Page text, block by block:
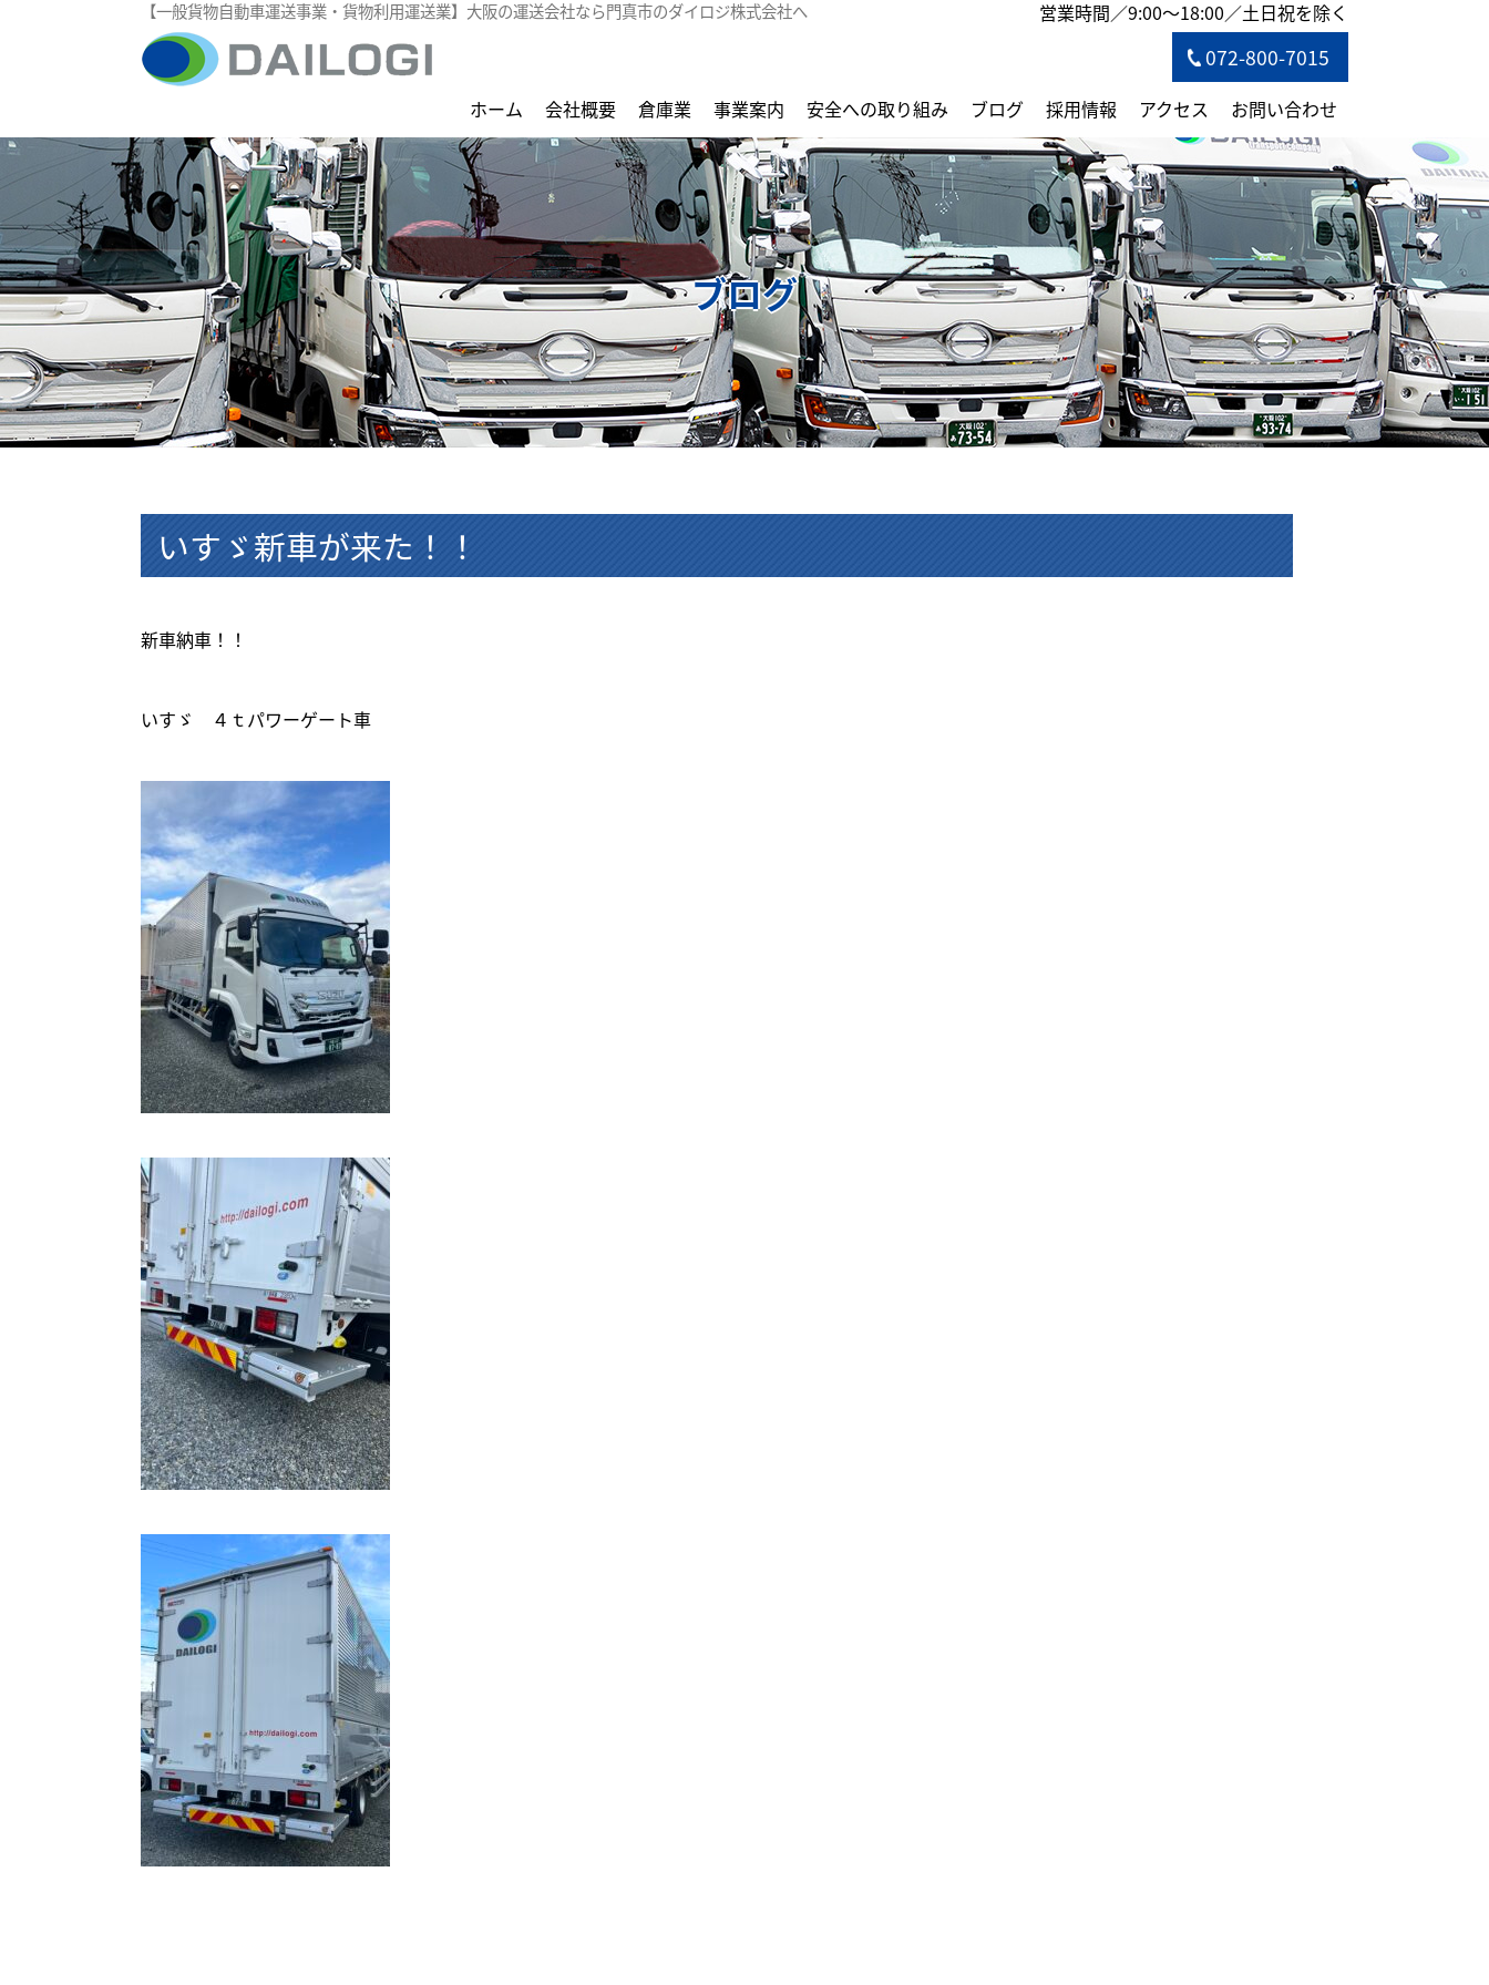
【一般貨物自動車運送事業・貨物利用運送業】大阪の運送会社なら門真市のダイロジ株式会社へ 営業時間／9:00～18:00／土日祝を除く
072-800-7015
ホーム 会社概要 倉庫業 事業案内 安全への取り組み ブログ 採用情報 アクセス お問い合わせ
ブログ
いすゞ新車が来た！！
新車納車！！
いすゞ ４ｔパワーゲート車